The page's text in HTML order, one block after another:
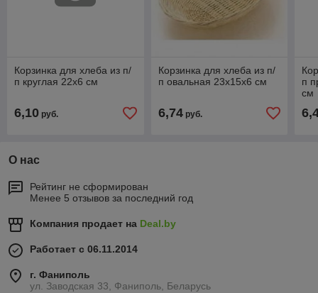
Корзинка для хлеба из п/
п круглая 22х6 см
6,10 руб.
Корзинка для хлеба из п/
п овальная 23х15х6 см
6,74руб.
п
см
О нас
Рейтинг не сформирован
Менее 5 отзывов за последний год
Компания продает на Deal.by
Работает с 06.11.2014
г. Фаниполь
ул. Заводская 33, Фаниполь, Беларусь